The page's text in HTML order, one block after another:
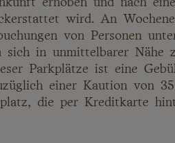
erhoben und nach
wird. An
von Personen
sich in unmittelbarer Nähe
Parkplätze ist eine
einer Kaution von
die per Kreditkarte